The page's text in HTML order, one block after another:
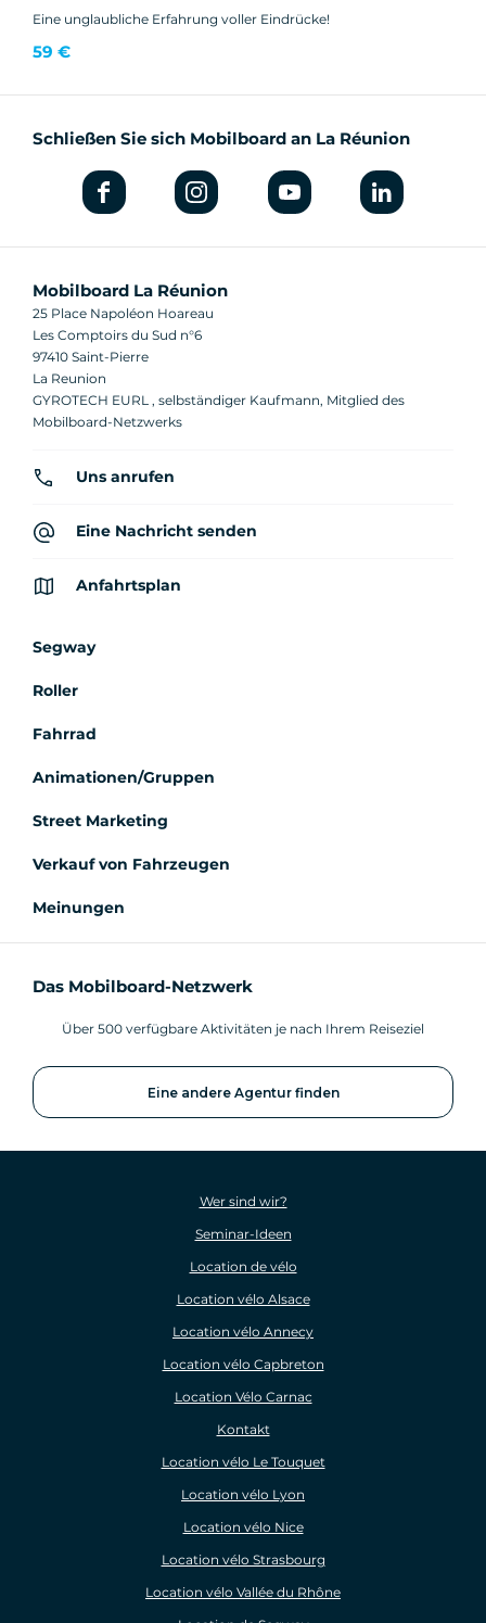
Eine unglaubliche Erfahrung voller Eindrücke!
59 €
Schließen Sie sich Mobilboard an La Réunion
Mobilboard La Réunion
25 Place Napoléon Hoareau
Les Comptoirs du Sud n°6
97410 Saint-Pierre
La Reunion
GYROTECH EURL , selbständiger Kaufmann, Mitglied des
Mobilboard-Netzwerks
Uns anrufen
Eine Nachricht senden
Anfahrtsplan
Segway
Roller
Fahrrad
Animationen/Gruppen
Street Marketing
Verkauf von Fahrzeugen
Meinungen
Das Mobilboard-Netzwerk
Über 500 verfügbare Aktivitäten je nach Ihrem Reiseziel
Eine andere Agentur finden
Wer sind wir?
Seminar-Ideen
Location de vélo
Location vélo Alsace
Location vélo Annecy
Location vélo Capbreton
Location Vélo Carnac
Kontakt
Location vélo Le Touquet
Location vélo Lyon
Location vélo Nice
Location vélo Strasbourg
Location vélo Vallée du Rhône